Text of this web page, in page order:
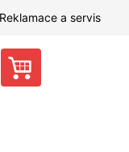
Reklamace a servis